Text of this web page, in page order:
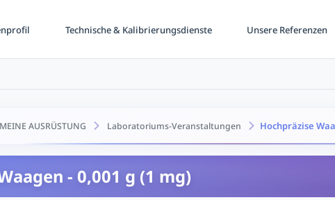
Technische & Kalibrierungsdienste Unsere Referenzen
AUSRÜSTUNG Laboratoriums-Veranstaltungen Hochpräzise
- 0,001 g (1 mg)